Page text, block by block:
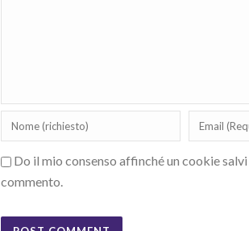
Do il mio consenso affinché un cookie
commento.